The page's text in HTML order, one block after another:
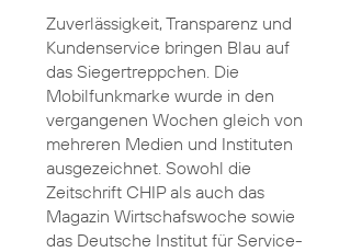
Zuverlässigkeit, Transparenz und
Kundenservice bringen Blau auf
das Siegertreppchen. Die
Mobilfunkmarke wurde in den
vergangenen Wochen gleich von
mehreren Medien und Instituten
ausgezeichnet. Sowohl die
Zeitschrift CHIP als auch das
Magazin Wirtschafswoche sowie
das Deutsche Institut für Service-